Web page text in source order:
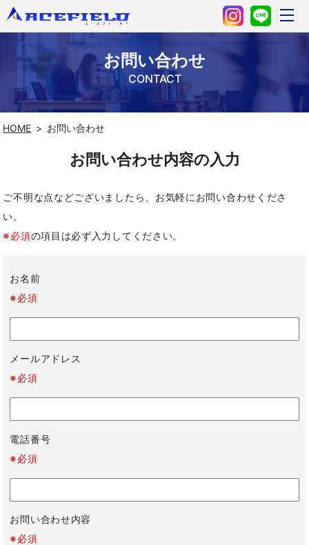
お問い合わせ
CONTACT
HOME お問い合わせ
お問い合わせ内容の入力
ご不明な点などございましたら、お気軽にお問い合わせくださ
い。
※必須の項目は必ず入力してください。
お名前
※必須
メールアドレス
※必須
電話番号
※必須
お問い合わせ内容
※必須